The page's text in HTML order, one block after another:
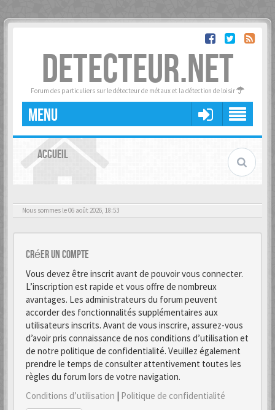
DETECTEUR.NET
Forum des particuliers sur le détecteur de métaux et la détection de loisir
MENU
ACCUEIL
Nous sommes le 06 août 2026, 18:53
Créer un Compte
Vous devez être inscrit avant de pouvoir vous connecter.
L’inscription est rapide et vous offre de nombreux
avantages. Les administrateurs du forum peuvent
accorder des fonctionnalités supplémentaires aux
utilisateurs inscrits. Avant de vous inscrire, assurez-vous
d’avoir pris connaissance de nos conditions d’utilisation et
de notre politique de confidentialité. Veuillez également
prendre le temps de consulter attentivement toutes les
règles du forum lors de votre navigation.
Conditions d’utilisation | Politique de confidentialité